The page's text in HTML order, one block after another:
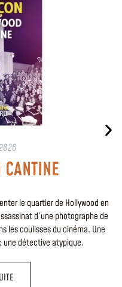
CANTINE
le quartier de Hollywood en
d’une photographe de
les coulisses du cinéma. Une
une détective atypique.